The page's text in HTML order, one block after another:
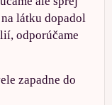
látku dopadol
odporúčame
zapadne do